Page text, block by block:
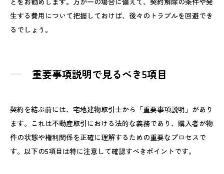
生する費用について把握しておけば、後々のトラブルを回避でき
るでしょう。
重要事項説明で見るべき5項目
契約を結ぶ前には、宅地建物取引士から「重要事項説明」があり
ます。これは不動産取引における法的な義務であり、購入者が物
件の状態や権利関係を正確に理解するための重要なプロセスで
す。以下の5項目は特に注意して確認すべきポイントです。